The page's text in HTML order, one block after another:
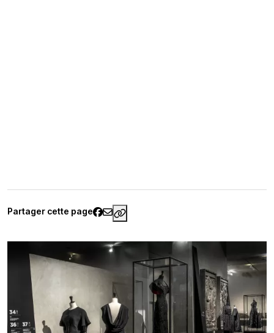
Partager cette page https://